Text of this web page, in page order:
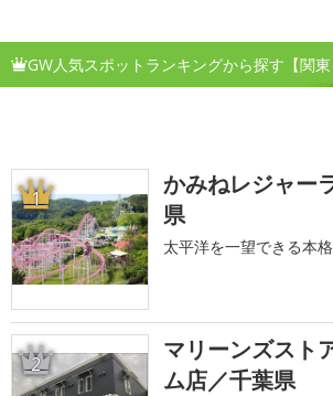
GW人気スポットランキングから探す【関東
1
かみねレジャー
県
太平洋を一望できる本
2
マリーンズスト
ム店／千葉県